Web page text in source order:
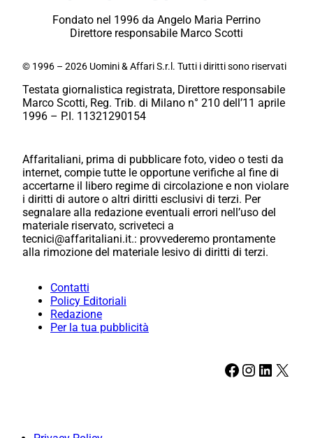
Fondato nel 1996 da Angelo Maria Perrino
Direttore responsabile Marco Scotti
© 1996 – 2026 Uomini & Affari S.r.l. Tutti i diritti sono riservati
Testata giornalistica registrata, Direttore responsabile
Marco Scotti, Reg. Trib. di Milano n° 210 dell’11 aprile
1996 – P.I. 11321290154
Affaritaliani, prima di pubblicare foto, video o testi da
internet, compie tutte le opportune verifiche al fine di
accertarne il libero regime di circolazione e non violare
i diritti di autore o altri diritti esclusivi di terzi. Per
segnalare alla redazione eventuali errori nell’uso del
materiale riservato, scriveteci a
tecnici@affaritaliani.it.: provvederemo prontamente
alla rimozione del materiale lesivo di diritti di terzi.
Contatti
Policy Editoriali
Redazione
Per la tua pubblicità
Facebook Instagram LinkedIn X